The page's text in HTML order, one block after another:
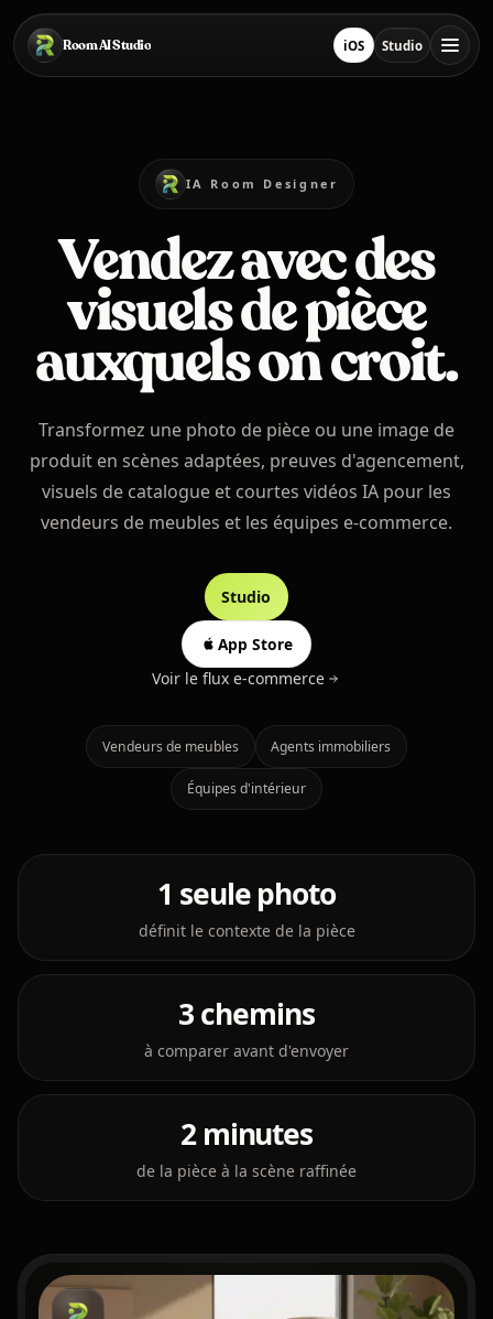
Passer au contenu principal
Room AI Studio
Accueil iOSTélécharger sur App
StudioOuvrir le
Langue
Français
IA Room Designer
Vendez avec des
visuels de pièce
auxquels on croit.
Transformez une photo de pièce ou une image de
produit en scènes adaptées, preuves d'agencement,
visuels de catalogue et courtes vidéos IA pour les
vendeurs de meubles et les équipes e-commerce.
StudioOuvrir le studio
App Store
Voir le flux e-commerce
Vendeurs de meubles Agents immobiliers
Équipes d'intérieur
1 seule photo
définit le contexte de la pièce
3 chemins
à comparer avant d'envoyer
2 minutes
de la pièce à la scène raffinée